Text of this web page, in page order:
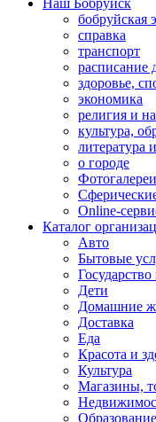
Наш Бобруйск
бобруйская
справка
транспорт
расписание
здоровье,
экономика
религия и
культура,
литература
о городе
Фотогалереи
Online-
Каталог
Авто
Бытовые
Дети
Домашние
Доставка
Еда
Красота и
Культура
Магазины,
Образование